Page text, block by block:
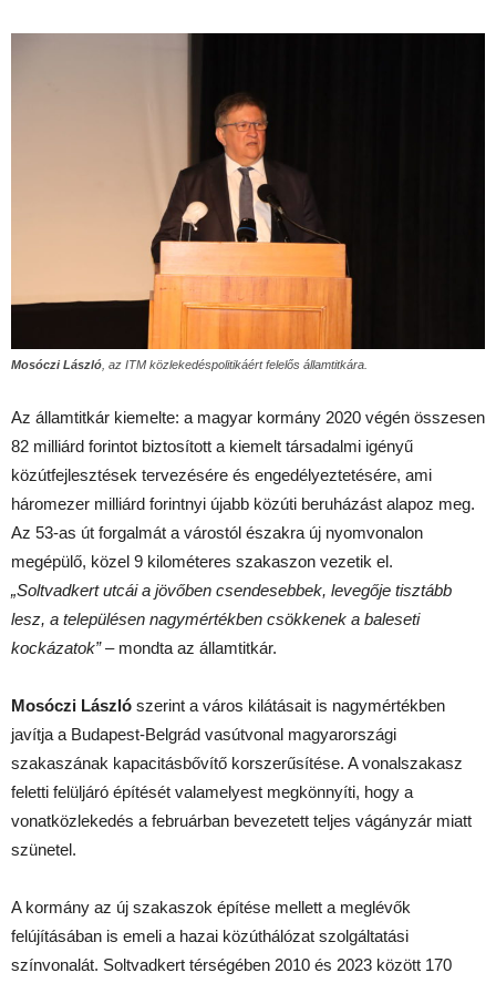
Mosóczi László , az ITM közlekedéspolitikáért felelős államtitkára.
Az államtitkár kiemelte: a magyar kormány 2020 végén összesen
82 milliárd forintot biztosított a kiemelt társadalmi igényű
közútfejlesztések tervezésére és engedélyeztetésére, ami
háromezer milliárd forintnyi újabb közúti beruházást alapoz meg.
Az 53-as út forgalmát a várostól északra új nyomvonalon
megépülő, közel 9 kilométeres szakaszon vezetik el.
„Soltvadkert utcái a jövőben csendesebbek, levegője tisztább
lesz, a településen nagymértékben csökkenek a baleseti
kockázatok”– mondta az államtitkár.
Mosóczi László szerint a város kilátásait is nagymértékben
javítja a Budapest-Belgrád vasútvonal magyarországi
szakaszának kapacitásbővítő korszerűsítése. A vonalszakasz
feletti felüljáró építését valamelyest megkönnyíti, hogy a
vonatközlekedés a februárban bevezetett teljes vágányzár miatt
szünetel.
A kormány az új szakaszok építése mellett a meglévők
felújításában is emeli a hazai közúthálózat szolgáltatási
színvonalát. Soltvadkert térségében 2010 és 2023 között 170